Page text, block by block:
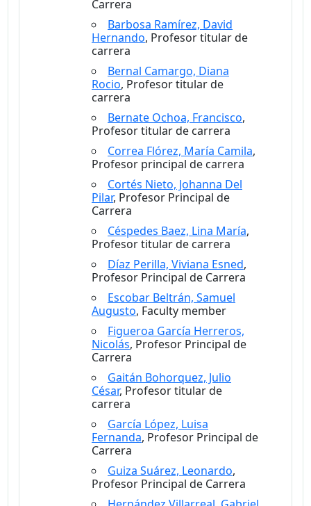
Carrera
Barbosa Ramírez, David
Hernando, Profesor titular de
carrera
Bernal Camargo, Diana
Rocio, Profesor titular de
carrera
Bernate Ochoa, Francisco,
Profesor titular de carrera
Correa Flórez, María Camila,
Profesor principal de carrera
Cortés Nieto, Johanna Del
Pilar, Profesor Principal de
Carrera
Céspedes Baez, Lina María,
Profesor titular de carrera
Díaz Perilla, Viviana Esned,
Profesor Principal de Carrera
Escobar Beltrán, Samuel
Augusto, Faculty member
Figueroa García Herreros,
Nicolás, Profesor Principal de
Carrera
Gaitán Bohorquez, Julio
César, Profesor titular de
carrera
García López, Luisa
Fernanda, Profesor Principal de
Carrera
Guiza Suárez, Leonardo,
Profesor Principal de Carrera